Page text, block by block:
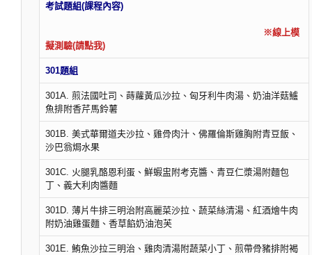
考試題組(課程內容)
※線上模
擬測驗(請點我)
301題組
301A. 煎法國吐司、蒔蘿黃瓜沙拉、匈牙利牛肉湯、奶油洋菇鱸
魚排附香芹馬鈴薯
301B. 美式華爾道夫沙拉、雞骨肉汁、佛羅倫斯雞胸附青豆飯、
沙巴翁焗水果
301C. 火腿乳酪恩利蛋、鮮蝦盅附考克醬、青豆仁漿湯附麵包
丁、義大利肉醬麵
301D. 薄片牛排三明治附高麗菜沙拉、蔬菜絲清湯、紅酒燴牛肉
附奶油雞蛋麵、香草餡奶油泡芙
301E. 鮪魚沙拉三明治、雞肉清湯附蔬菜小丁、煎帶骨豬排附褐